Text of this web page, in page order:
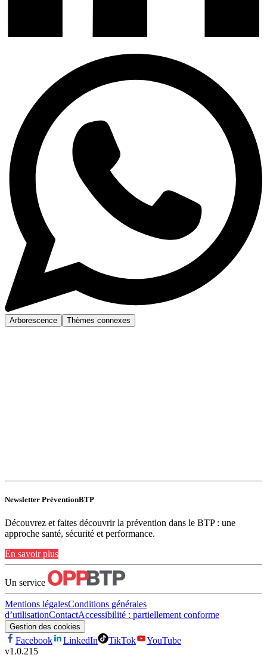
Arborescence Thèmes connexes
Newsletter PréventionBTP
Découvrez et faites découvrir la prévention dans le BTP : une
approche santé, sécurité et performance.
En savoir plus
Un service
Mentions légalesConditions générales
d’utilisationContactAccessibilité : partiellement conforme
Gestion des cookies
Facebook LinkedIn TikTok
YouTube
v1.0.215